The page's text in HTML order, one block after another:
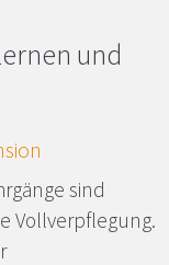
und
sind
Vollverpflegung.